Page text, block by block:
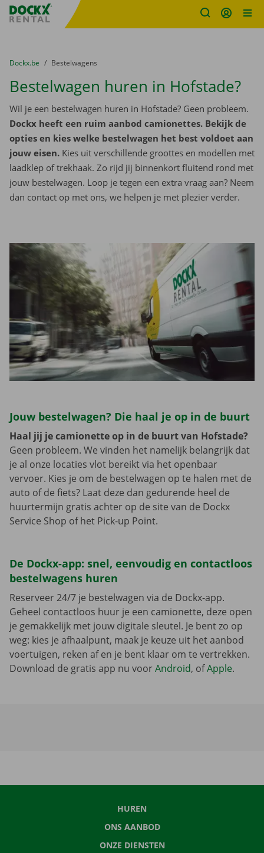
Fratello DEMO
U bevindt zich hier:
van
Dockx.be naar
Bestelwagens
Bestelwagen huren in Hofstade?
Wil je een bestelwagen huren in Hofstade? Geen probleem.
Dockx heeft een ruim aanbod camionettes. Bekijk de
opties en kies welke bestelwagen het best voldoet aan
jouw eisen. Kies uit verschillende groottes en modellen met
laadklep of trekhaak. Zo rijd jij binnenkort fluitend rond met
jouw bestelwagen. Loop je tegen een extra vraag aan? Neem
dan contact op met ons, we helpen je met plezier verder.
Jouw bestelwagen? Die haal je op in de buurt
Haal jij je camionette op in de buurt van Hofstade?
Geen probleem. We vinden het namelijk belangrijk dat
je al onze locaties vlot bereikt via het openbaar
vervoer. Kies je om de bestelwagen op te halen met de
auto of de fiets? Laat deze dan gedurende heel de
huurtermijn gratis achter op de site van de Dockx
Service Shop of het Pick-up Point.
De Dockx-app: snel, eenvoudig en contactloos
bestelwagens huren
Reserveer 24/7 je bestelwagen via de Dockx-app.
Geheel contactloos huur je een camionette, deze open
je gemakkelijk met jouw digitale sleutel. Je bent zo op
weg: kies je afhaalpunt, maak je keuze uit het aanbod
voertuigen, reken af en je bent klaar om te vertrekken.
Download de gratis app nu voorAndroid, ofApple.
HUREN
ONS AANBOD
ONZE DIENSTEN